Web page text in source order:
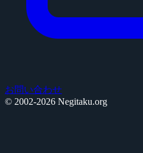
お問い合わせ
© 2002-2026 Negitaku.org